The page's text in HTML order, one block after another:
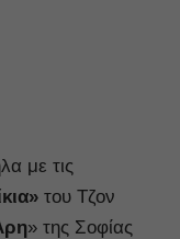
με τις
του Τζον
» της Σοφίας